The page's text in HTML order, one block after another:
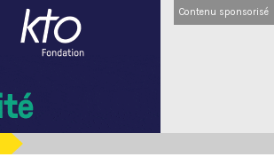
Contenu sponsorisé